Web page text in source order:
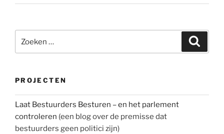
naar:
PROJECTEN
Laat Bestuurders Besturen – en het parlement
controleren (een blog over de premisse dat
bestuurders geen politici zijn)